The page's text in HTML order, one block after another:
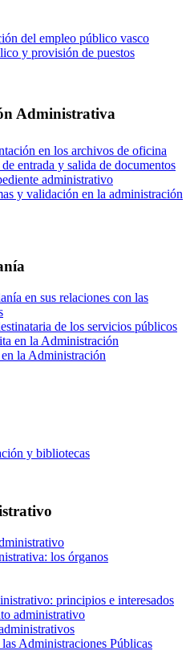
del empleo público vasco
y provisión de puestos
Administrativa
en los archivos de oficina
entrada y salida de documentos
administrativo
y validación en la administración
en sus relaciones con las
de los servicios públicos
en la Administración
la Administración
y bibliotecas
los órganos
principios e interesados
administrativo
Administraciones Públicas